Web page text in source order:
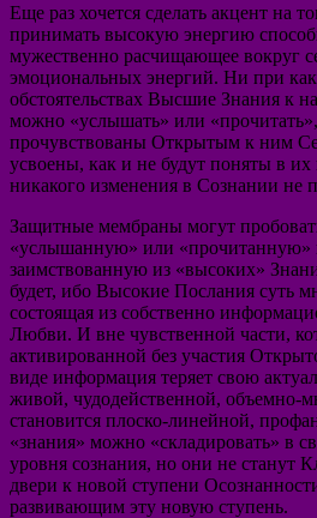
Еще раз хочется сделать акцент на
принимать высокую энергию
мужественно расчищающее вокруг
эмоциональных энергий. Ни при
обстоятельствах Высшие Знания к
можно «услышать» или
прочувствованы Открытым к ним
усвоены, как и не будут поняты в
никакого изменения в Сознании не
Защитные мембраны могут
«услышанную» или
заимствованную из «высоких»
будет, ибо Высокие Послания суть
состоящая из собственно
Любви. И вне чувственной части,
активированной без участия
виде информация теряет свою
живой, чудодейственной, объемно-
становится плоско-линейной,
«знания» можно «складировать» в
уровня сознания, но они не
двери к новой ступени
развивающим эту новую ступень.